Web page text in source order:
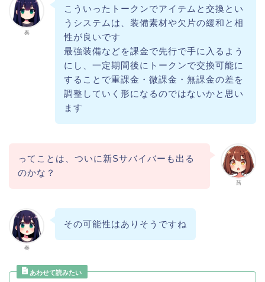
奏
こういったトークンでアイテムと交換とい
うシステムは、装備素材や欠片の緩和と相
性が良いです
最強装備などを課金で先行で手に入るよう
にし、一定期間後にトークンで交換可能に
することで重課金・微課金・無課金の差を
調整していく形になるのではないかと思い
ます
茜
ってことは、ついに新Sサバイバーも出る
のかな？
奏
その可能性はありそうですね